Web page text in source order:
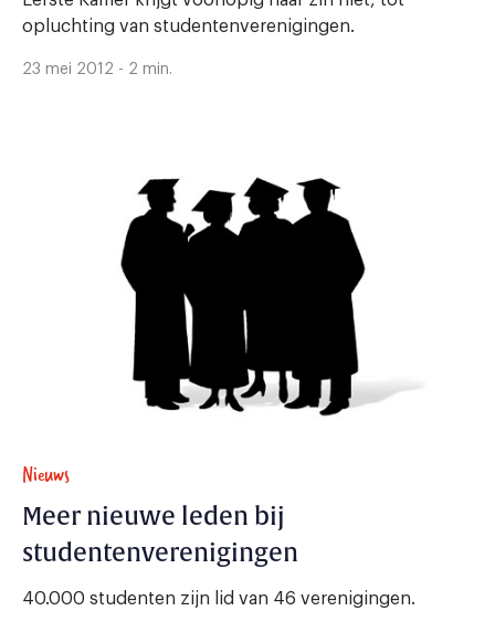
opluchting van studentenverenigingen.
23 mei 2012 - 2 min.
Nieuws
Meer nieuwe leden bij
studentenverenigingen
40.000 studenten zijn lid van 46 verenigingen.